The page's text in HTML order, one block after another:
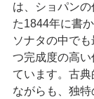
は、ショパンの
た1844年に書
ソナタの中で
つ完成度の高
ています。古
ながらも、独